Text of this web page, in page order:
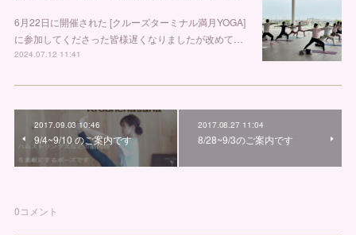
6月22日に開催された [クルーズターミナル満月YOGA]
に参加してくださった皆様遅くなりましたが改めて…
2024.07.12 11:41
2017.09.03 10:46
9/4~9/10 のご案内です
2017.08.27 11:04
8/28~9/3のご案内です
0コメント